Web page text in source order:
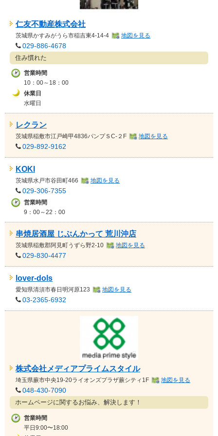
仁友不動産株式会社
茨城県かすみがうら市稲吉東4-14-4 地図を見る
029-886-4678
住み慣れた
営業時間
10：00～18：00
休業日
水曜日
レクラン
茨城県稲敷市江戸崎甲4836パンプＳC-２F 地図を見る
029-892-9162
KOKI
茨城県水戸市谷田町466 地図を見る
029-306-7355
営業時間
9：00～22：00
串焼居酒屋 じぶんかって 荒川沖店
茨城県稲敷郡阿見町うずら野2-10 地図を見る
029-830-4477
lover-dols
愛知県清須市春日明河原123 地図を見る
03-2365-6932
株式会社メディアプライムスタイル
埼玉県蕨市中央19-20ライオンズプラザ蕨シティ1F 地図を見る
048-430-7090
ホームページに関するお悩み、解決します！
営業時間
平日9:00〜18:00